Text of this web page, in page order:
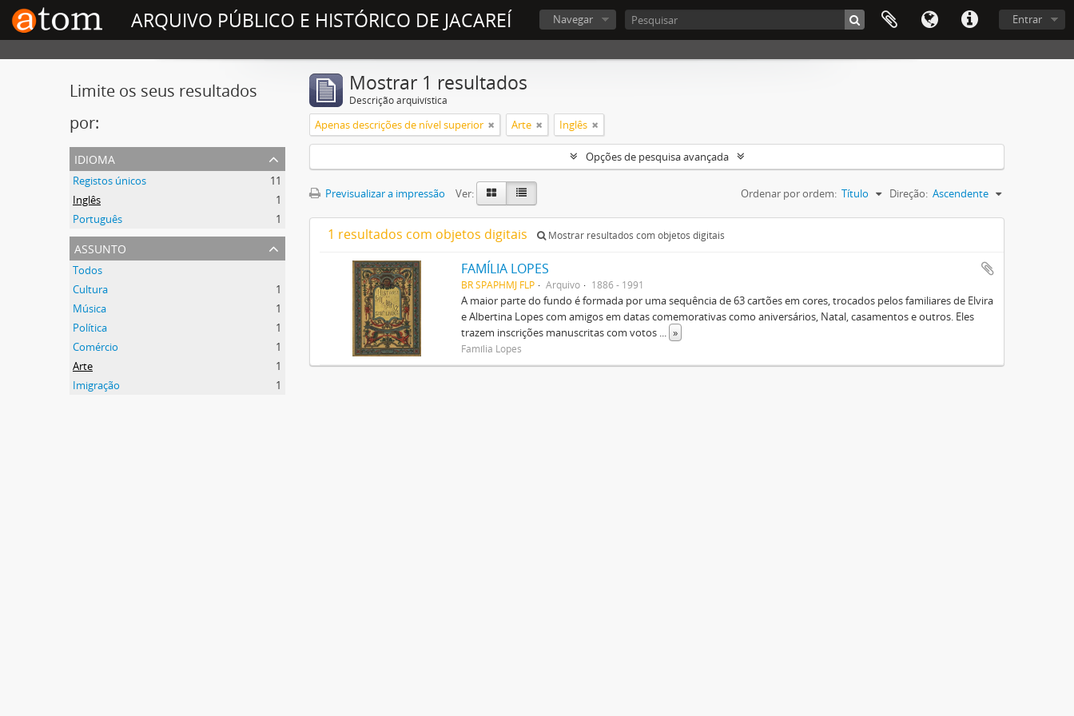
ARQUIVO PÚBLICO E HISTÓRICO DE JACAREÍ Entrar
Navegar
Limite os seus resultados
por:
idioma
Registos únicos
11
Inglês
1
Português
1
assunto
Todos
Cultura
1
Música
1
Política
1
Comércio
1
Arte
1
Imigração
1
Mostrar 1 resultados
Descrição arquivística
Apenas descrições de nível superior Arte Inglês
Opções de pesquisa avançada
Previsualizar a impressão Ver: Ordenar por ordem: Título Direção: Ascendente
1 resultados com objetos digitais Mostrar resultados com objetos digitais
FAMÍLIA LOPES
BR SPAPHMJ FLP Arquivo 1886 - 1991
A maior parte do fundo é formada por uma sequência de 63 cartões em cores, trocados pelos familiares de Elvira
e Albertina Lopes com amigos em datas comemorativas como aniversários, Natal, casamentos e outros. Eles
trazem inscrições manuscritas com votos ... »
Família Lopes